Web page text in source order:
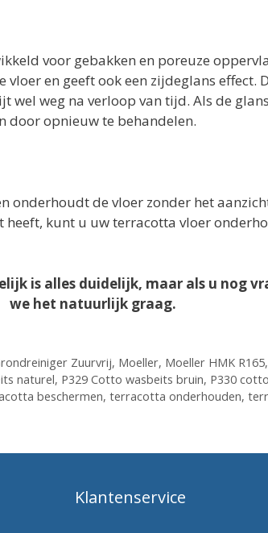
voor gebakken en poreuze
en geeft ook een zijdeglans effect.
wel weg na verloop van tijd. Als de
door opnieuw te behandelen.
onderhoudt de vloer zonder het
heeft, kunt u uw terracotta vloer
is alles duidelijk, maar als u nog
we het natuurlijk graag.
Zuurvrij, Moeller, Moeller HMK R165,
naturel, P329 Cotto wasbeits bruin, P330
beschermen, terracotta onderhouden,
Klantenservice